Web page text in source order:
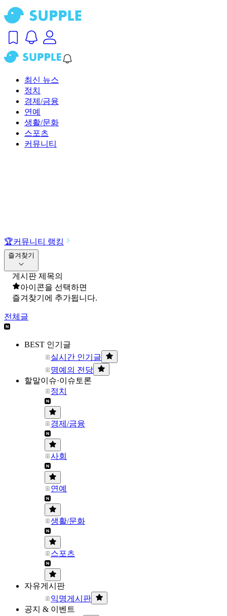
최신 뉴스
정치
경제/금융
연예
생활/문화
스포츠
커뮤니티
🏆커뮤니티 랭킹
즐겨찾기
게시판 제목의
아이콘을 선택하면
즐겨찾기에 추가됩니다.
전체글
BEST 인기글
실시간 인기글
명예의 전당
할말이슈·이슈토론
정치
경제/금융
사회
연예
생활/문화
스포츠
자유게시판
익명게시판
공지 & 이벤트